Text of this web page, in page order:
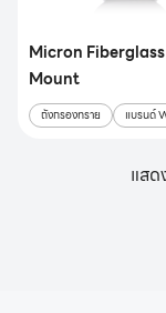
Micron
Mount
ถังกรองทราย แบรนด์
แส